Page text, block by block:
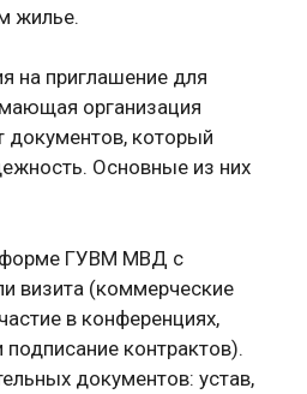
жилье.
на приглашение для
организация
документов, который
Основные из них
форме ГУВМ МВД с
визита (коммерческие
в конференциях,
подписание контрактов).
документов: устав,